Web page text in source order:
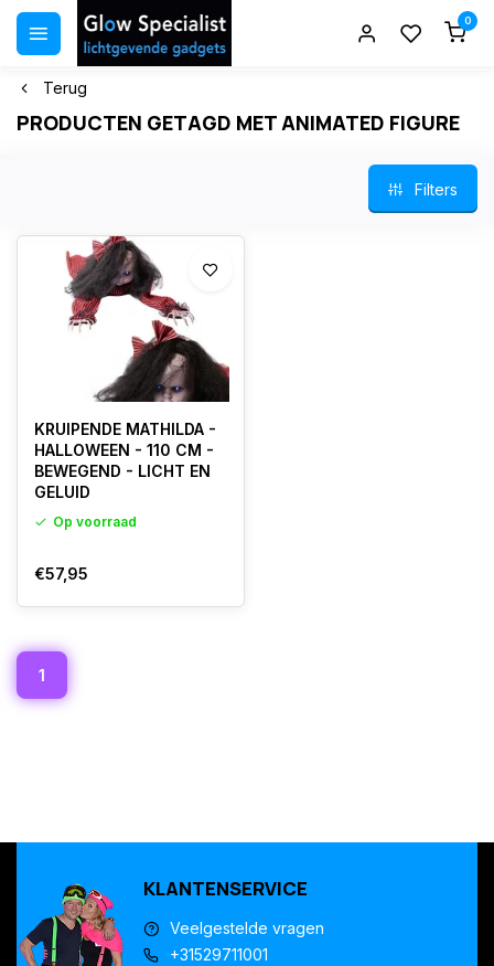
0
Terug
PRODUCTEN GETAGD MET ANIMATED FIGURE
Filters
KRUIPENDE MATHILDA -
HALLOWEEN - 110 CM -
BEWEGEND - LICHT EN
GELUID
Op voorraad
€57,95
1
KLANTENSERVICE
Veelgestelde vragen
+31529711001